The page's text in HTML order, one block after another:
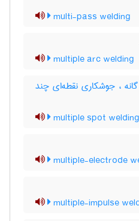
multi-pass welding
multiple arc welding
، جوشکاری نقطه‌ای چند
multiple spot welding
multiple-electrode
multiple-impulse